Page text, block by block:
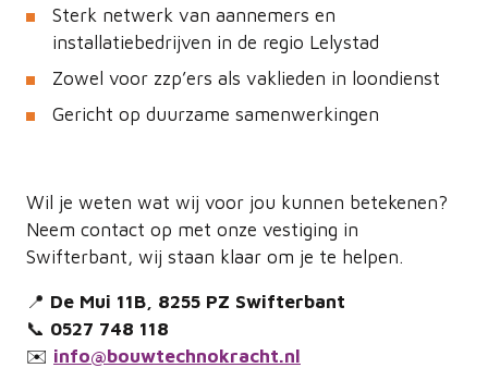
Sterk netwerk van aannemers en
installatiebedrijven in de regio Lelystad
Zowel voor zzp’ers als vaklieden in loondienst
Gericht op duurzame samenwerkingen
Wil je weten wat wij voor jou kunnen betekenen?
Neem contact op met onze vestiging in
Swifterbant, wij staan klaar om je te helpen.
📍 De Mui 11B, 8255 PZ Swifterbant
📞 0527 748 118
✉️ info@bouwtechnokracht.nl